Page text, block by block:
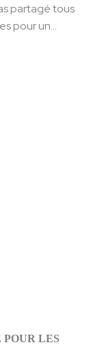
partagé tous
pour un...
LES